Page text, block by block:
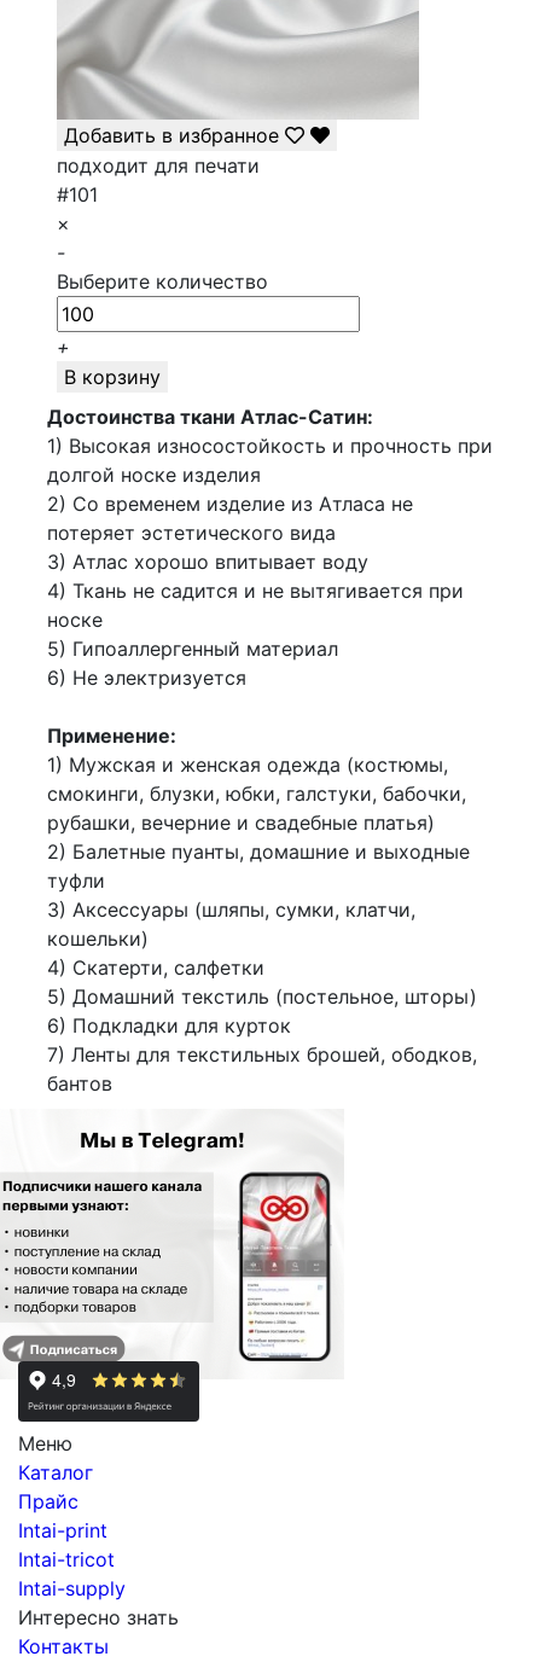
Добавить в избранное
подходит для печати
#101
×
-
Выберите количество
+
В корзину
Достоинства ткани Атлас-Сатин:
1) Высокая износостойкость и прочность при
долгой носке изделия
2) Со временем изделие из Атласа не
потеряет эстетического вида
3) Атлас хорошо впитывает воду
4) Ткань не садится и не вытягивается при
носке
5) Гипоаллергенный материал
6) Не электризуется
Применение:
1) Мужская и женская одежда (костюмы,
смокинги, блузки, юбки, галстуки, бабочки,
рубашки, вечерние и свадебные платья)
2) Балетные пуанты, домашние и выходные
туфли
3) Аксессуары (шляпы, сумки, клатчи,
кошельки)
4) Скатерти, салфетки
5) Домашний текстиль (постельное, шторы)
6) Подкладки для курток
7) Ленты для текстильных брошей, ободков,
бантов
Меню
Каталог
Прайс
Intai-print
Intai-tricot
Intai-supply
Интересно знать
Контакты